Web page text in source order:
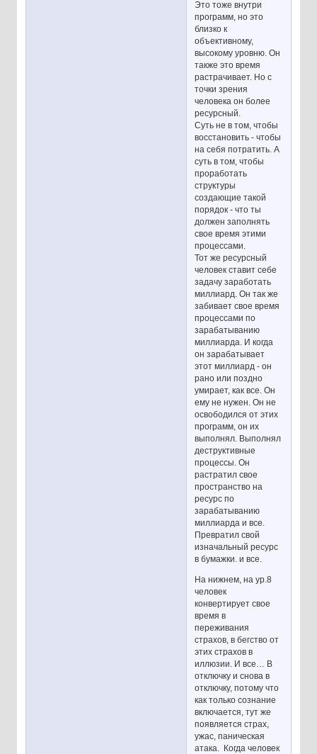
Это тоже внутри
программ, но это
близко к
объективному,
высокому уровню. Он
также это время
растрачивает. Но с
точки зрения
человека он более
ресурсный.
Суть не в том, чтобы
восстановить - чтобы
на себя потратить. А
суть в том, чтобы
проработать
структуры
создающие такой
порядок - что ты
должен заполнять
свое время этими
процессами.
Тот же ресурсный
человек ставит себе
задачу заработать
миллиард. Он так же
забивает свое время
процессами по
зарабатыванию
миллиарда. И когда
он зарабатывает
этот миллиард - он
рано или поздно
умирает, как все. Он
ему не нужен. Он не
освободился от этих
программ, он их
выполнял. Выполнял
деструктивные
процессы. Он
растратил свое
пространство на
ресурс по
зарабатыванию
миллиарда и все.
Превратил свой
изначальный ресурс
в бумажки. и все.
На нижнем, на ур.8
человек
конвертирует свое
время в
переживания
страхов, в бегство от
этих страхов в
иллюзии. И все… В
отключку и снова в
отключку, потому что
как только сознание
включается, тут же
появляется страх,
ужас, паническая
атака. Когда человек